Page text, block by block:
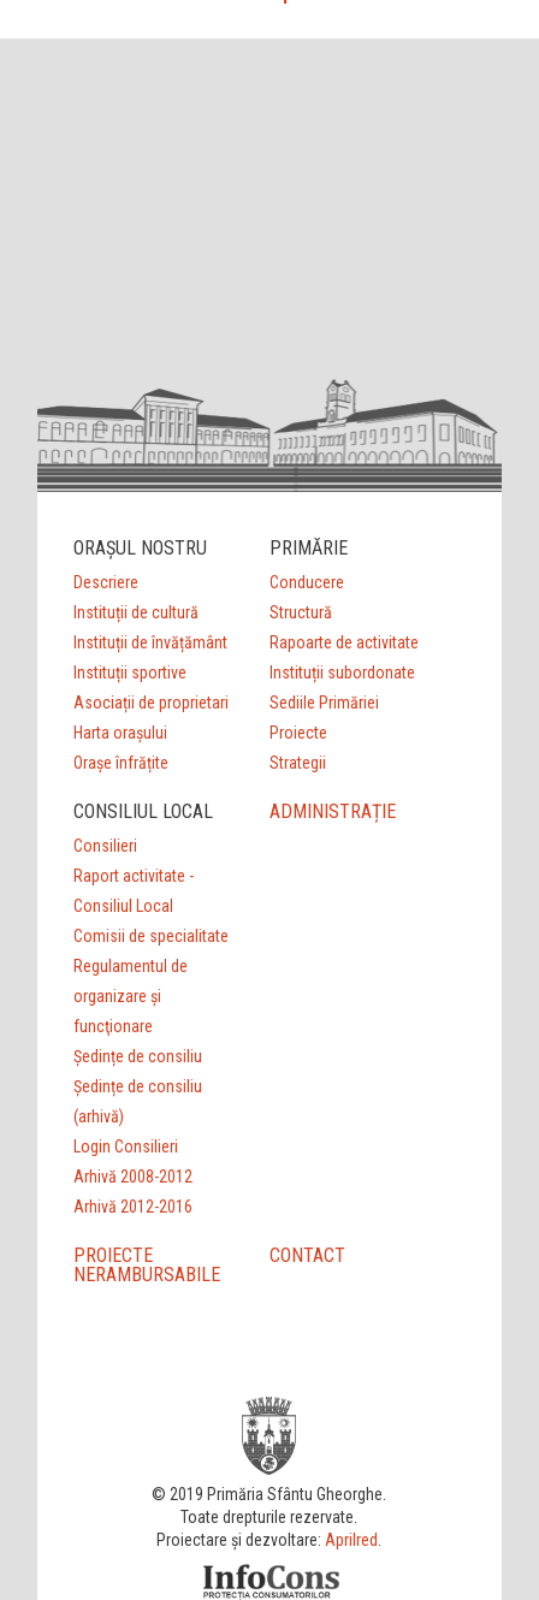
ORAȘUL NOSTRU
Descriere
Instituții de cultură
Instituții de învățământ
Instituții sportive
Asociații de proprietari
Harta orașului
Orașe înfrățite
PRIMĂRIE
Conducere
Structură
Rapoarte de activitate
Instituții subordonate
Sediile Primăriei
Proiecte
Strategii
CONSILIUL LOCAL
Consilieri
Raport activitate -
Consiliul Local
Comisii de specialitate
Regulamentul de
organizare şi
funcţionare
Ședințe de consiliu
Ședințe de consiliu
(arhivă)
Login Consilieri
Arhivă 2008-2012
Arhivă 2012-2016
ADMINISTRAȚIE
PROIECTE
NERAMBURSABILE
CONTACT
© 2019 Primăria Sfântu Gheorghe.
Toate drepturile rezervate.
Proiectare și dezvoltare: Aprilred